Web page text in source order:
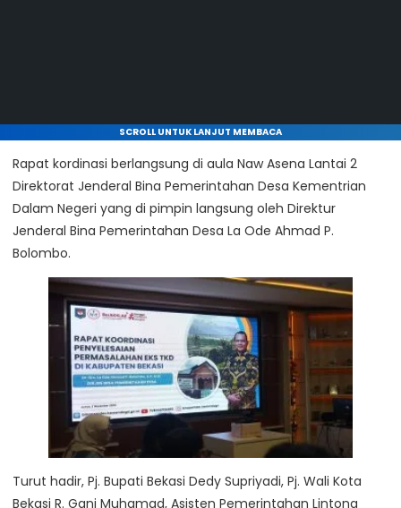
SCROLL UNTUK LANJUT MEMBACA
Rapat kordinasi berlangsung di aula Naw Asena Lantai 2
Direktorat Jenderal Bina Pemerintahan Desa Kementrian
Dalam Negeri yang di pimpin langsung oleh Direktur
Jenderal Bina Pemerintahan Desa La Ode Ahmad P.
Bolombo.
Turut hadir, Pj. Bupati Bekasi Dedy Supriyadi, Pj. Wali Kota
Bekasi R. Gani Muhamad, Asisten Pemerintahan Lintong